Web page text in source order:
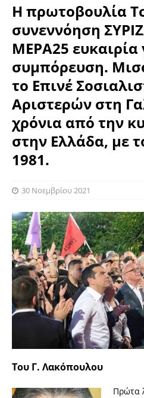
Η πρωτοβουλία
συνεννόηση
ΜΕΡΑ25 ευκαιρία
συμπόρευση.
το Επινέ
Αριστερών στη
χρόνια από την
στην Ελλάδα, με
1981.
30 Νοεμβρίου 2021
Του Γ. Λακόπουλου
Πρώτα